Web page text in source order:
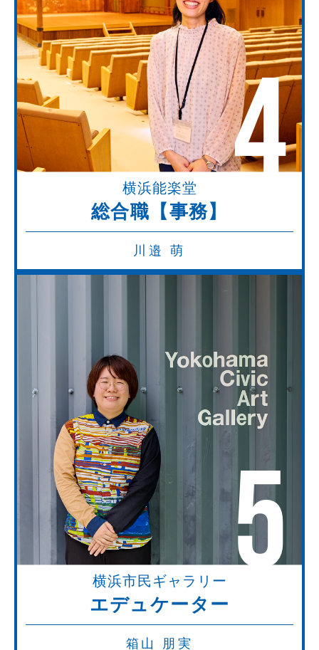
4
横浜能楽堂
総合職【事務】
川邉 萌
5
横浜市民ギャラリー
エデュケーター
箱山 朋実